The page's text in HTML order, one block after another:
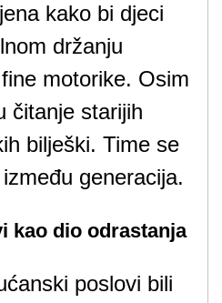
kako bi djeci
držanju
motorike. Osim
čitanje starijih
bilješki. Time se
generacija.
kao dio odrastanja
poslovi bili